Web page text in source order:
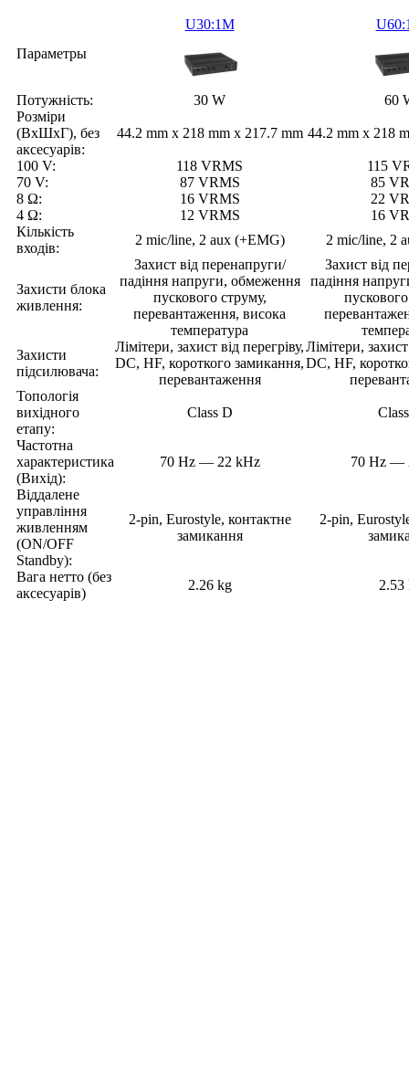
Параметры
U30:1M
Потужність: 30 W
60
Розміри
(ВхШхГ), без
аксесуарів:
44.2 mm x 218 mm x 217.7 mm 44.2 mm x 218
100 V: 118 VRMS
115
70 V:
87 VRMS
85
8 Ω:
16 VRMS
22
4 Ω:
12 VRMS
16
Кількість
входів:
2 mic/line, 2 aux (+EMG) 2 mic/line, 2
Захисти блока
живлення:
Захист від перенапруги/
падіння напруги, обмеження
пускового струму,
перевантаження, висока
температура
Захист від
падіння
Захисти
підсилювача:
Лімітери, захист від перегріву,
DC, HF, короткого замикання,
перевантаження
Лімітери,
DC, HF,
Топологія
вихідного
етапу:
Class D
Частотна
характеристика
(Вихід):
70 Hz — 22 kHz 70 Hz —
Віддалене
управління
живленням
(ON/OFF
Standby):
2-pin, Eurostyle, контактне
замикання
2-pin,
Вага нетто (без
аксесуарів)
2.26 kg 2.53